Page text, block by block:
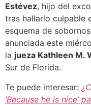
Estévez, hijo del
tras hallarlo culpable
esquema de
anunciada este
la jueza Kathleen M.
Sur de Florida.
Te puede interesar:
‘Because he is nice’